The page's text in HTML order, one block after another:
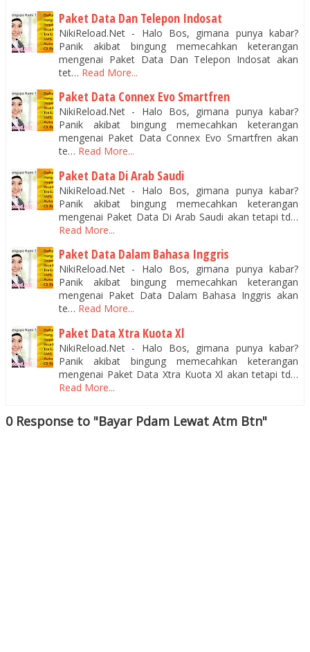
Paket Data Dan Telepon Indosat
NikiReload.Net - Halo Bos, gimana punya kabar?
Panik akibat bingung memecahkan keterangan
mengenai Paket Data Dan Telepon Indosat akan
tet… Read More...
Paket Data Connex Evo Smartfren
NikiReload.Net - Halo Bos, gimana punya kabar?
Panik akibat bingung memecahkan keterangan
mengenai Paket Data Connex Evo Smartfren akan
te… Read More...
Paket Data Di Arab Saudi
NikiReload.Net - Halo Bos, gimana punya kabar?
Panik akibat bingung memecahkan keterangan
mengenai Paket Data Di Arab Saudi akan tetapi td…
Read More...
Paket Data Dalam Bahasa Inggris
NikiReload.Net - Halo Bos, gimana punya kabar?
Panik akibat bingung memecahkan keterangan
mengenai Paket Data Dalam Bahasa Inggris akan
te… Read More...
Paket Data Xtra Kuota Xl
NikiReload.Net - Halo Bos, gimana punya kabar?
Panik akibat bingung memecahkan keterangan
mengenai Paket Data Xtra Kuota Xl akan tetapi td…
Read More...
0 Response to "Bayar Pdam Lewat Atm Btn"